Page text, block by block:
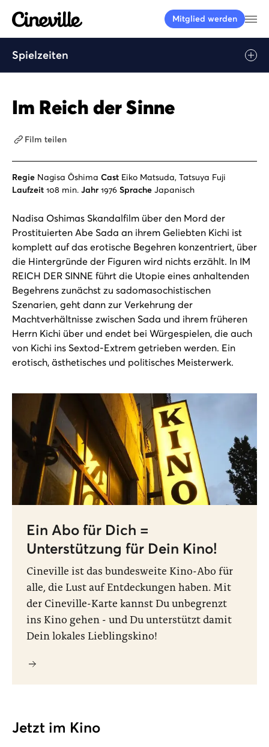
Cineville Logo
Mitglied werden
Spielzeiten
Im Reich der Sinne
Film teilen
Regie Nagisa Ōshima Cast Eiko Matsuda, Tatsuya Fuji
Laufzeit 108 min. Jahr 1976 Sprache Japanisch
Nadisa Oshimas Skandalfilm über den Mord der
Prostituierten Abe Sada an ihrem Geliebten Kichi ist
komplett auf das erotische Begehren konzentriert, über
die Hintergründe der Figuren wird nichts erzählt. In IM
REICH DER SINNE führt die Utopie eines anhaltenden
Begehrens zunächst zu sadomasochistischen
Szenarien, geht dann zur Verkehrung der
Machtverhältnisse zwischen Sada und ihrem früheren
Herrn Kichi über und endet bei Würgespielen, die auch
von Kichi ins Sextod-Extrem getrieben werden. Ein
erotisch, ästhetisches und politisches Meisterwerk.
Ein Abo für Dich =
Unterstützung für Dein Kino!
Cineville ist das bundesweite Kino-Abo für
alle, die Lust auf Entdeckungen haben. Mit
der Cineville-Karte kannst Du unbegrenzt
ins Kino gehen - und Du unterstützt damit
Dein lokales Lieblingskino!
Jetzt im Kino